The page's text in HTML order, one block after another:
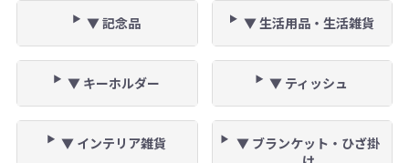
▼ 記念品 ▼ 生活用品・生活雑貨
▼ キーホルダー ▼ ティッシュ
▼ インテリア雑貨
▼ ブランケット・ひざ掛